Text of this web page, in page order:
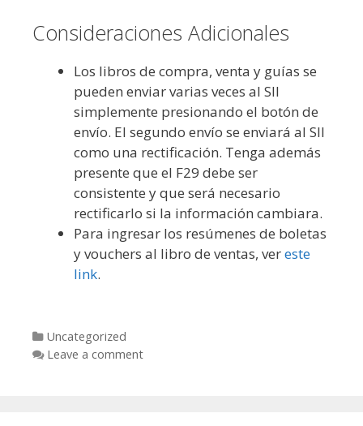
Consideraciones Adicionales
Los libros de compra, venta y guías se
pueden enviar varias veces al SII
simplemente presionando el botón de
envío. El segundo envío se enviará al SII
como una rectificación. Tenga además
presente que el F29 debe ser
consistente y que será necesario
rectificarlo si la información cambiara.
Para ingresar los resúmenes de boletas
y vouchers al libro de ventas, vereste
link.
Categories
Uncategorized
Leave a comment